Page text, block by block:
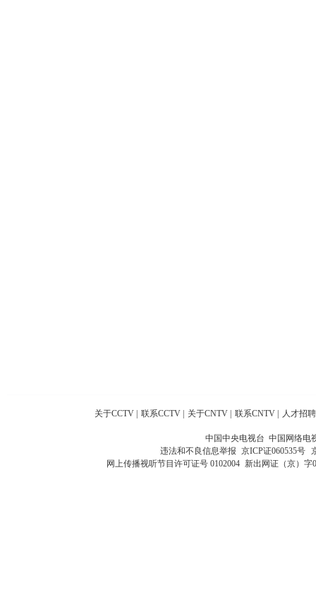
关于CCTV 联系CCTV 关于CNTV 联系CNTV 人才招聘
中国中央电视台 中国网络电
违法和不良信息举报 京ICP证060535号
网上传播视听节目许可证号 0102004 新出网证（京）